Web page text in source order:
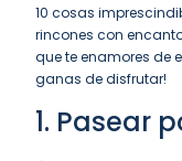
10 cosas
rincones con
que te enamores de
ganas de disfrutar!
1. Pasear